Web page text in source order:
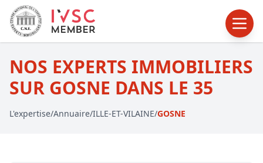
NOS EXPERTS IMMOBILIERS
SUR GOSNE DANS LE 35
L'expertise/Annuaire/ILLE-ET-VILAINE/GOSNE